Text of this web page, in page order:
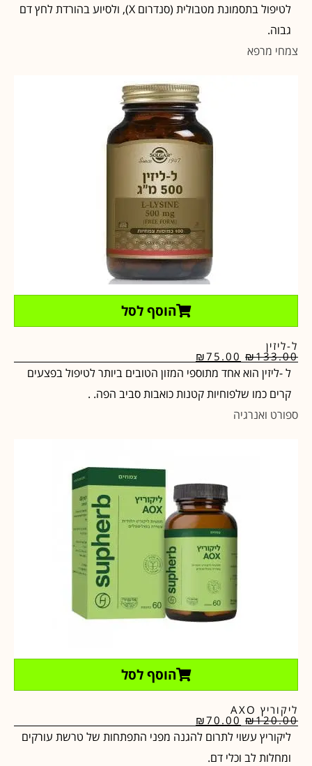
לטיפול בתסמונת מטבולית (סנדרום X), ולסיוע בהורדת לחץ דם
גבוה.
צמחי מרפא
הוסף לסל
ל-ליזין
₪133.00
₪75.00
ל -ליזין הוא אחד מתוספי המזון הטובים ביותר לטיפול בפצעים
קרים כמו שלפוחיות קטנות כואבות סביב הפה. .
ספורט ואנרגיה
הוסף לסל
ליקוריץ AXO
₪120.00
₪70.00
ליקוריץ עשוי לתרום להגנה מפני התפתחות של טרשת עורקים
ומחלות לב וכלי דם.